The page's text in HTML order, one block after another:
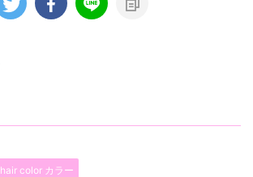
hair color カラー